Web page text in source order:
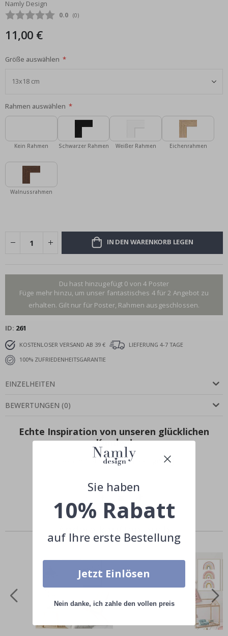
Bildgalerie
springen
Namly Design
Durchschnittliche Bewertung:
0.0 (abgegebene bewertungen:
0)
11,00 €
Größe auswählen
Rahmen auswählen
Kein Rahmen Schwarzer Rahmen Weißer Rahmen Eichenrahmen
Walnussrahmen
IN DEN WARENKORB LEGEN
Du hast hinzugefügt 0 von 4 Poster
Füge mehr hinzu, um unser fantastisches 4 für 2 Angebot zu
erhalten. Gilt nur für Poster, Rahmen ausgeschlossen.
ID 261
KOSTENLOSER VERSAND AB 39 €
LIEFERUNG 4-7 TAGE
100% ZUFRIEDENHEITSGARANTIE
EINZELHEITEN
BEWERTUNGEN (0)
Echte Inspiration von unseren glücklichen
Kunden!
Teile dein Bild mit #namly_design
Sie haben
10% Rabatt
auf Ihre erste Bestellung
Jetzt Einlösen
Nein danke, ich zahle den vollen preis